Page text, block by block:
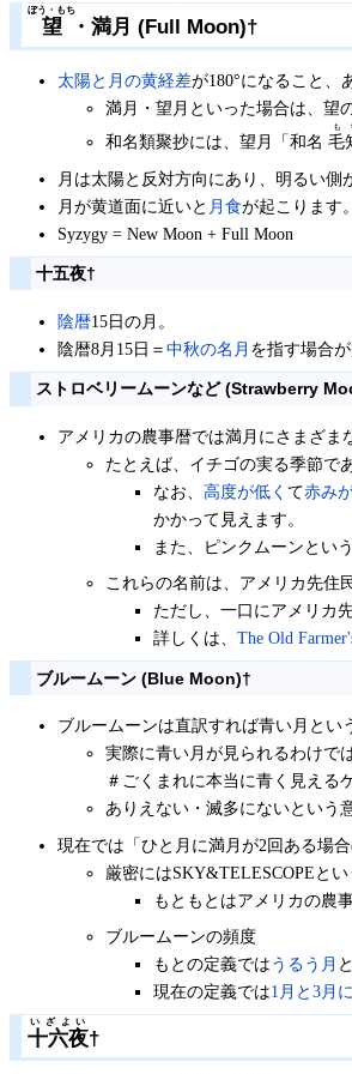
望
ぼう・もち
・満月 (Full Moon)†
太陽と月の黄経差が180°になること、
満月・望月といった場合は、望
和名類聚抄には、望月「和名 毛
も
月は太陽と反対方向にあり、明るい側
月が黄道面に近いと 月食が起こります
Syzygy = New Moon + Full Moon
十五夜†
陰暦15日の月。
陰暦8月15日＝中秋の名月 を指す場合が
ストロベリームーンなど (Strawberry
アメリカの農事暦では満月にさまざま
たとえば、イチゴの実る季節で
なお、 高度が低く て赤み
かかって見えます。
また、ピンクムーンとい
これらの名前は、アメリカ先住
ただし、一口にアメリカ
詳しくは、 The Old
ブルームーン (Blue Moon)†
ブルームーンは直訳すれば青い月とい
実際に青い月が見られるわけで
＃ごくまれに本当に青く見える
ありえない・滅多にないという
現在では「ひと月に満月が2回ある場
厳密にはSKY&TELESCOPEと
もともとはアメリカの農
ブルームーンの頻度
もとの定義ではうるう月
現在の定義では1月と3月
十六夜
いざよい
†